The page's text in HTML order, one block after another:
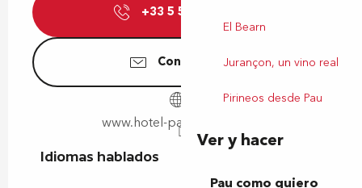
El Bearn
Jurançon, un vino real
Pirineos desde Pau
Ver y hacer
Pau como quiero
+33 5 59 82 58
Contáctenos
www.hotel-pau-centre.com
Idiomas hablados
Idiomas hablados